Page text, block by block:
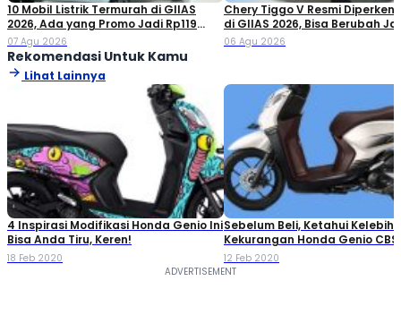
10 Mobil Listrik Termurah di GIIAS
2026, Ada yang Promo Jadi Rp119
Jutaan!
07 Agu 2026
Chery Tiggo V Resmi
di GIIAS 2026, Bisa Berubah
Double Cabin
06 Agu 2026
Rekomendasi Untuk Kamu
Lihat Lainnya
4 Inspirasi Modifikasi Honda Genio Ini
Bisa Anda Tiru, Keren!
18 Feb 2020
Sebelum Beli, Ketahui
Kekurangan Honda Genio CBS
Terbaru
12 Feb 2020